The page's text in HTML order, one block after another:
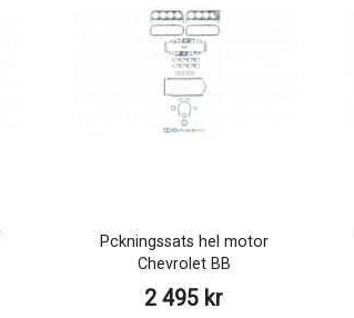
Pckningssats hel motor
Chevrolet BB
2 495 kr